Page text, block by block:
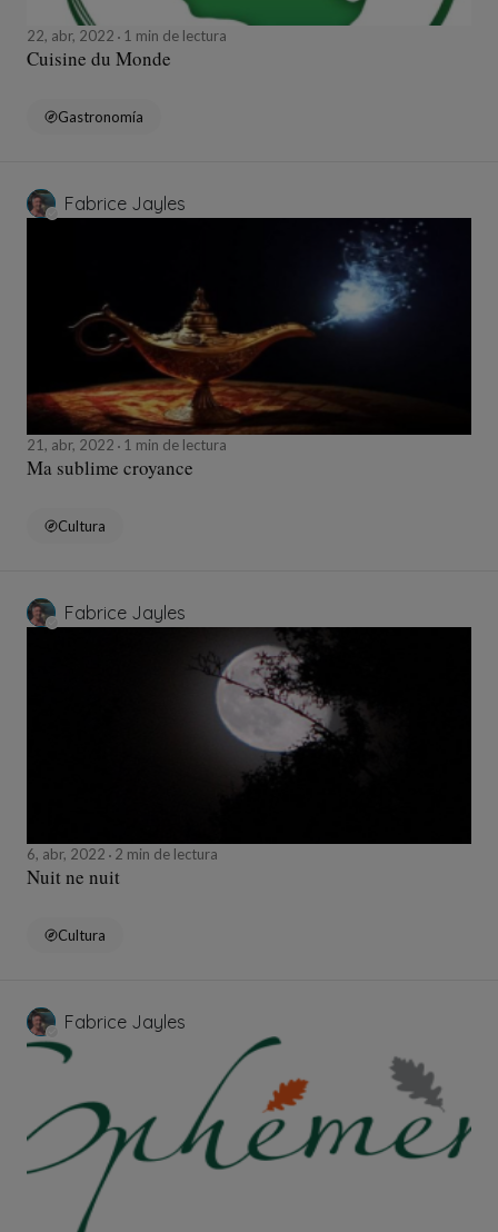
22, abr, 2022 1 min de lectura
Cuisine du Monde
Gastronomía
Fabrice Jayles
21, abr, 2022 1 min de lectura
Ma sublime croyance
Cultura
Fabrice Jayles
6, abr, 2022 2 min de lectura
Nuit ne nuit
Cultura
Fabrice Jayles